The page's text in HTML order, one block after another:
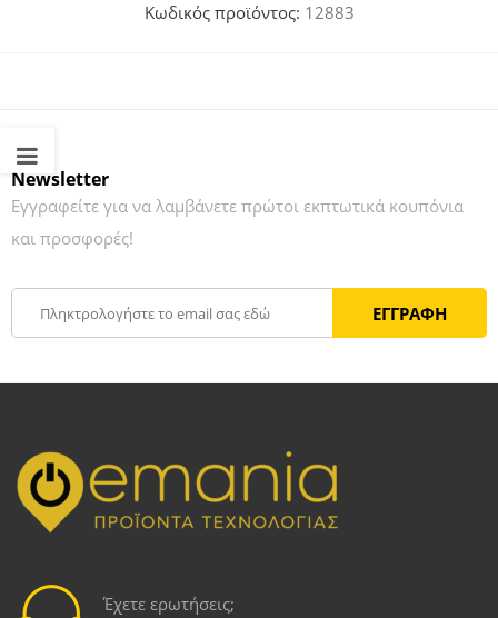
Κωδικός προϊόντος: 12883
Newsletter
Εγγραφείτε για να λαμβάνετε πρώτοι εκπτωτικά κουπόνια
και προσφορές!
Έχετε ερωτήσεις;